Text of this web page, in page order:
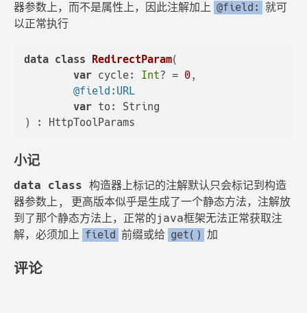
器参数上，而不是属性上，因此注解加上 @field:
就可
以正常执行
data class RedirectParam(
var cycle: Int? = 0,
@field:URL
var to: String
小记
data class 构造器上标记的注解默认只会标记到构造
器参数上, 更高版本似乎是生成了一个静态方法，注解放
到了那个静态方法上，正常的java框架无法正常获取注
解，必须加上
field 前缀或给 get() 加
评论